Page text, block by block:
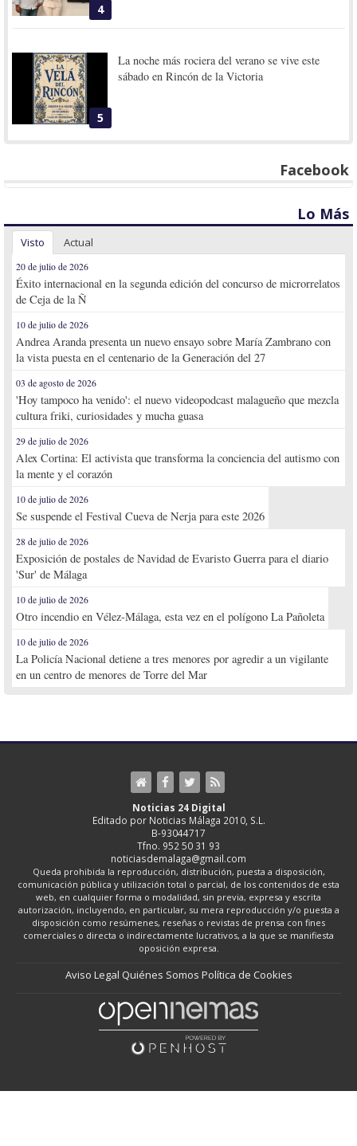
4
5
La noche más rociera del verano se vive este
sábado en Rincón de la Victoria
Facebook
Lo Más
Visto Actual
20 de julio de 2026
Éxito internacional en la segunda edición del concurso de microrrelatos
de Ceja de la Ñ
10 de julio de 2026
Andrea Aranda presenta un nuevo ensayo sobre María Zambrano con
la vista puesta en el centenario de la Generación del 27
03 de agosto de 2026
'Hoy tampoco ha venido': el nuevo videopodcast malagueño que mezcla
cultura friki, curiosidades y mucha guasa
29 de julio de 2026
Alex Cortina: El activista que transforma la conciencia del autismo con
la mente y el corazón
10 de julio de 2026
Se suspende el Festival Cueva de Nerja para este 2026
28 de julio de 2026
Exposición de postales de Navidad de Evaristo Guerra para el diario
'Sur' de Málaga
10 de julio de 2026
Otro incendio en Vélez-Málaga, esta vez en el polígono La Pañoleta
10 de julio de 2026
La Policía Nacional detiene a tres menores por agredir a un vigilante
en un centro de menores de Torre del Mar
Noticias 24 Digital
Editado por Noticias Málaga 2010, S.L.
B-93044717
Tfno. 952 50 31 93
noticiasdemalaga@gmail.com
Queda prohibida la reproducción, distribución, puesta a disposición,
comunicación pública y utilización total o parcial, de los contenidos de esta
web, en cualquier forma o modalidad, sin previa, expresa y escrita
autorización, incluyendo, en particular, su mera reproducción y/o puesta a
disposición como resúmenes, reseñas o revistas de prensa con fines
comerciales o directa o indirectamente lucrativos, a la que se manifiesta
oposición expresa.
Aviso Legal Quiénes Somos Política de Cookies